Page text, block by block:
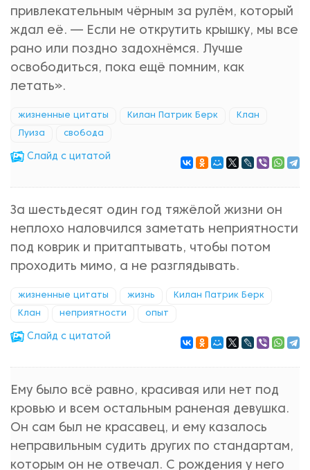
привлекательным чёрным за рулём, который
ждал её. — Если не открутить крышку, мы все
рано или поздно задохнёмся. Лучше
освободиться, пока ещё помним, как
летать».
жизненные цитаты Килан Патрик Берк Клан
Луиза свобода
Cлайд с цитатой
За шестьдесят один год тяжёлой жизни он
неплохо наловчился заметать неприятности
под коврик и притаптывать, чтобы потом
проходить мимо, а не разглядывать.
жизненные цитаты жизнь Килан Патрик Берк
Клан неприятности опыт
Cлайд с цитатой
Ему было всё равно, красивая или нет под
кровью и всем остальным раненая девушка.
Он сам был не красавец, и ему казалось
неправильным судить других по стандартам,
которым он не отвечал. С рождения у него